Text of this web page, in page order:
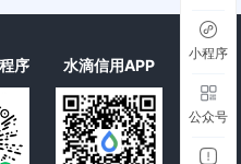
序 水滴信用APP
小程序
公众号